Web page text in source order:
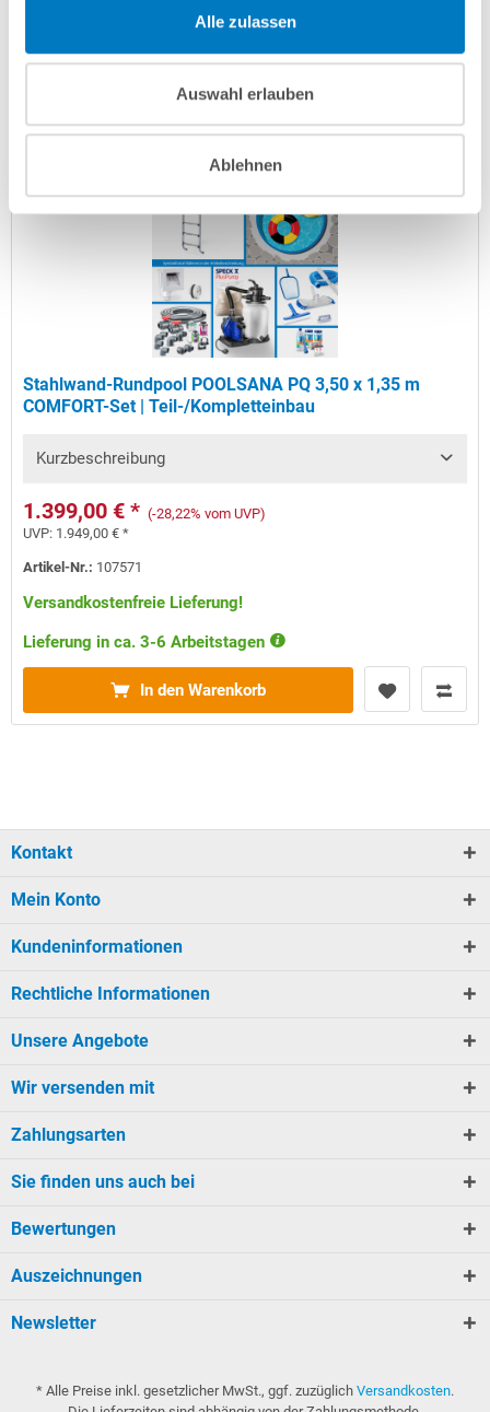
Alle zulassen
Auswahl erlauben
Ablehnen
Versandkostenfreie Lieferung!
Lieferung in ca. 3-6 Arbeitstagen
In den Warenkorb
Stahlwand-Rundpool POOLSANA PQ 3,50 x 1,35 m
COMFORT-Set | Teil-/Kompletteinbau
Kurzbeschreibung
1.399,00 € * (-28,22% vom UVP)
UVP: 1.949,00 € *
Artikel-Nr.: 107571
Versandkostenfreie Lieferung!
Lieferung in ca. 3-6 Arbeitstagen
In den Warenkorb
Kontakt
Mein Konto
Kundeninformationen
Rechtliche Informationen
Unsere Angebote
Wir versenden mit
Zahlungsarten
Sie finden uns auch bei
Bewertungen
Auszeichnungen
Newsletter
* Alle Preise inkl. gesetzlicher MwSt., ggf. zuzüglich Versandkosten.